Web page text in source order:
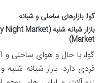
گوا: بازارهای ساحلی و شبانه
Market)
گوا، با حال و هوای ساحلی
فردی دارد. بازار شبانه شنبه